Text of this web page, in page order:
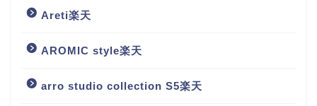
Areti楽天
AROMIC style楽天
arro studio collection S5楽天